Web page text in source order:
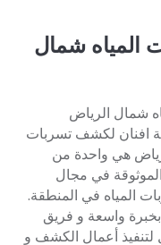
شمال
شمال الرياض
شركة افنان لكشف تسربات
هي واحدة من
في مجال
المياه في المنطقة.
واسعة و فريق
أعمال الكشف و